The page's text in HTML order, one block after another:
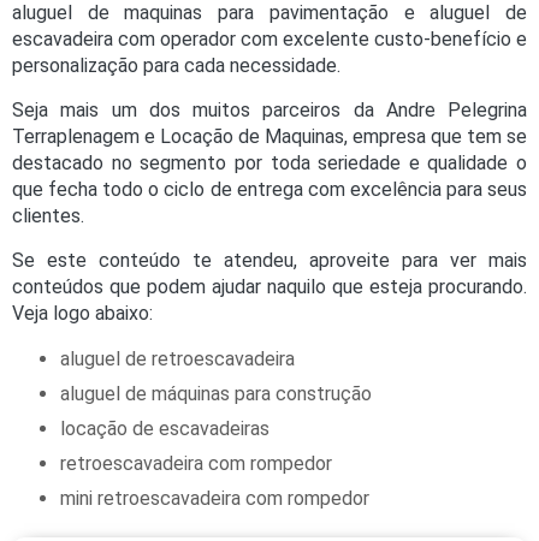
aluguel de maquinas para pavimentação e aluguel de
escavadeira com operador com excelente custo-benefício e
personalização para cada necessidade.
Seja mais um dos muitos parceiros da Andre Pelegrina
Terraplenagem e Locação de Maquinas, empresa que tem se
destacado no segmento por toda seriedade e qualidade o
que fecha todo o ciclo de entrega com excelência para seus
clientes.
Se este conteúdo te atendeu, aproveite para ver mais
conteúdos que podem ajudar naquilo que esteja procurando.
Veja logo abaixo:
aluguel de retroescavadeira
aluguel de máquinas para construção
locação de escavadeiras
retroescavadeira com rompedor
mini retroescavadeira com rompedor